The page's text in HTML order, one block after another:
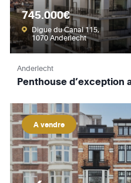
745.000€
Digue du Canal 115,
1070 Anderlecht
Anderlecht
Penthouse d’exception
A vendre